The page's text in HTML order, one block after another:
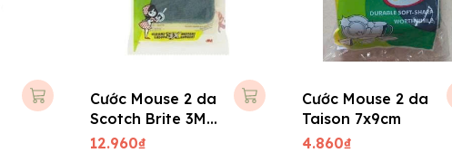
Cước Mouse 2 da
Scotch Brite 3M
7x10cm
12.960₫
Cước Mouse 2 da
Taison 7x9cm
4.860₫